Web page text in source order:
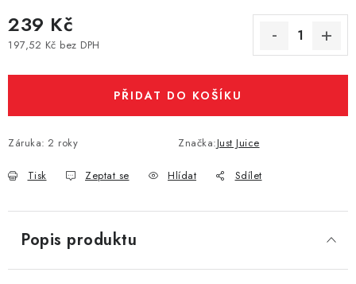
239 Kč
197,52 Kč bez DPH
PŘIDAT DO KOŠÍKU
Záruka: 2 roky Značka:Just Juice
Tisk Zeptat se Hlídat Sdílet
Popis produktu